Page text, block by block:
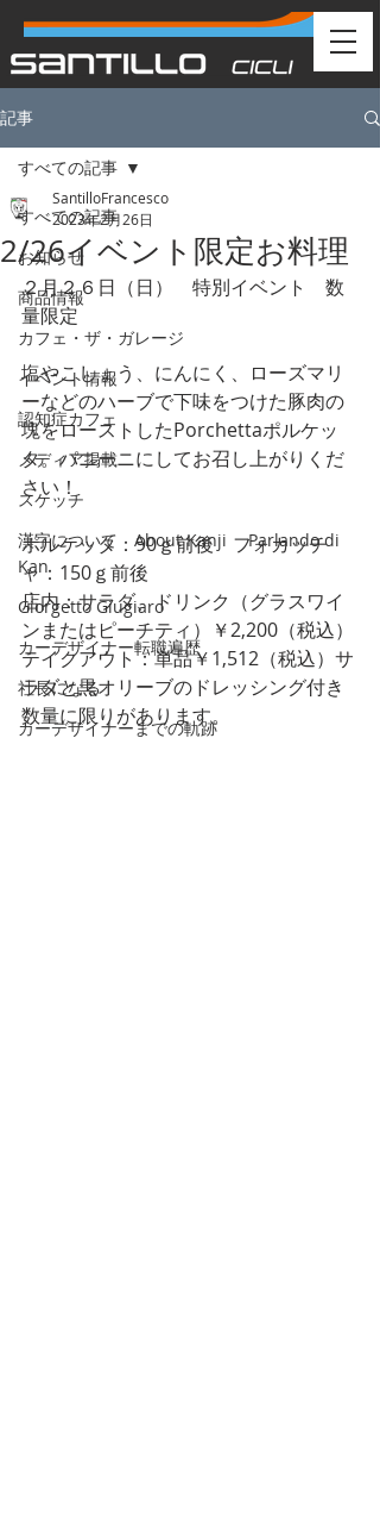
記事
すべての記事
お知らせ
商品情報
カフェ・ザ・ガレージ
イベント情報
認知症カフェ
メディア掲載
スケッチ
漢字について About Kanji Parlando di
Kan
Giorgetto Giugiaro
カーデザイナー転職遍歴
社長になる
カーデザイナーまでの軌跡
すべての記事
2/26イベント限定お料理
SantilloFrancesco
2023年2月26日
２月２６日（日）　特別イベント　数
量限定
塩やこしょう、にんにく、ローズマリ
ーなどのハーブで下味をつけた豚肉の
塊をローストしたPorchettaポルケッ
タ。パニーニにしてお召し上がりくだ
さい！
ポルケッタ：90ｇ前後　フォカッチ
ャ：150ｇ前後
店内：サラダ、ドリンク（グラスワイ
ンまたはピーチティ）￥2,200（税込）
テイクアウト：単品￥1,512（税込）サ
ラダと黒オリーブのドレッシング付き
数量に限りがあります。